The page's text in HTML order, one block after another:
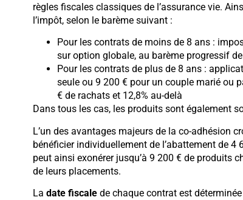
règles fiscales classiques de l’assurance vie.
l’impôt, selon le barème suivant :
Pour les contrats de moins de 8 ans :
sur option globale, au barème progressif
Pour les contrats de plus de 8 ans :
seule ou 9 200 € pour un couple marié ou
€ de rachats et 12,8% au-delà
Dans tous les cas, les produits sont également
L’un des avantages majeurs de la co-adhésion
bénéficier individuellement de l’abattement de
peut ainsi exonérer jusqu’à 9 200 € de produits
de leurs placements.
La date fiscalede chaque contrat est